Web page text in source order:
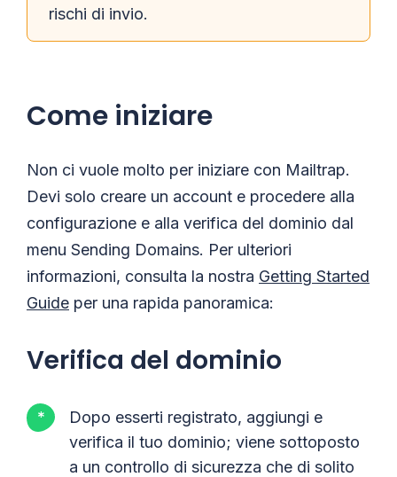
rischi di invio.
Come iniziare
Non ci vuole molto per iniziare con Mailtrap.
Devi solo creare un account e procedere alla
configurazione e alla verifica del dominio dal
menu Sending Domains. Per ulteriori
informazioni, consulta la nostra Getting Started
Guide per una rapida panoramica:
Verifica del dominio
Dopo esserti registrato, aggiungi e
verifica il tuo dominio; viene sottoposto
a un controllo di sicurezza che di solito